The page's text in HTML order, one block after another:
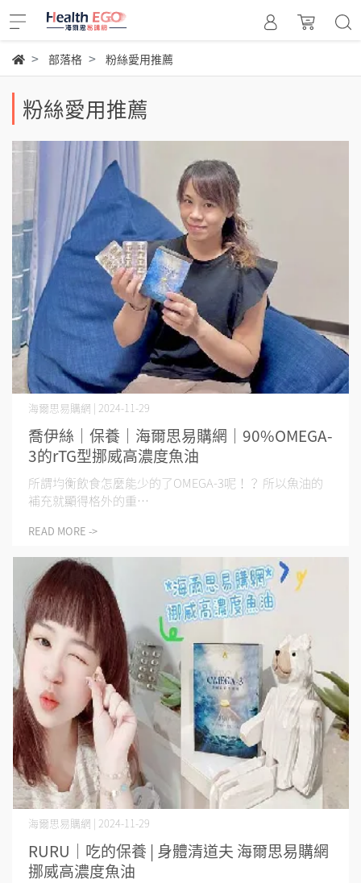
部落格 粉絲愛用推薦
粉絲愛用推薦
喬伊絲｜保養｜海爾思易購網｜90%OMEGA-
3的rTG型挪威高濃度魚油
海爾思易購網 | 2024-11-29
所謂均衡飲食怎麼能少的了OMEGA-3呢！？ 所以魚油的
補充就顯得格外的重⋯
READ MORE ->
RURU｜吃的保養 | 身體清道夫 海爾思易購網
挪威高濃度魚油
海爾思易購網 | 2024-11-29